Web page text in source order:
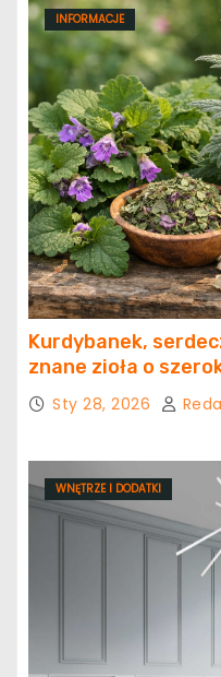
INFORMACJE
Kurdybanek,
znane zioła o
Sty 28, 2026
WNĘTRZE I DODATKI